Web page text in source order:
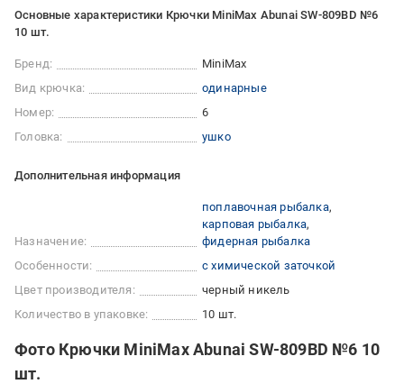
Основные характеристики Крючки MiniMax Abunai SW-809BD №6
10 шт.
Бренд:
MiniMax
Вид крючка:
одинарные
Номер:
6
Головка:
ушко
Дополнительная информация
Назначение:
поплавочная рыбалка
карповая рыбалка
фидерная рыбалка
Особенности:
с химической заточкой
Цвет производителя:
черный никель
Количество в упаковке:
10 шт.
Фото Крючки MiniMax Abunai SW-809BD №6 10
шт.